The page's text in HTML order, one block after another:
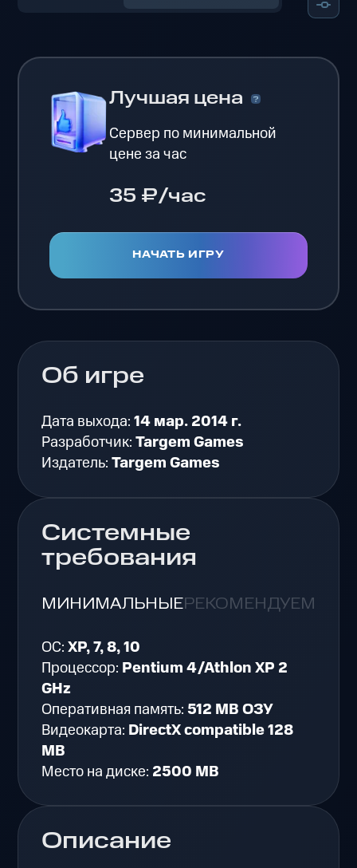
Лучшая цена
Сервер по минимальной
цене за час
35 ₽/час
НАЧАТЬ ИГРУ
Описание
Об игре
Дата выхода:14 мар. 2014 г.
Разработчик:Targem Games
Издатель:Targem Games
Системные
требования
МИНИМАЛЬНЫЕРЕКОМЕНДУЕМЫЕ
ОС:XP, 7, 8, 10
Процессор: Pentium 4/Athlon XP 2
GHz
Оперативная память:512 MB ОЗУ
Видеокарта: DirectX compatible 128
MB
Место на диске: 2500 MB